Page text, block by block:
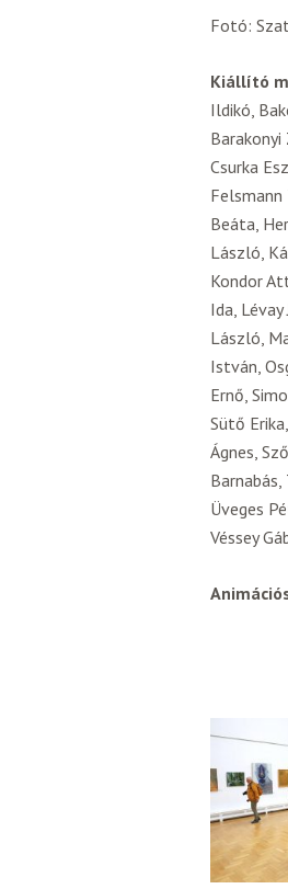
Fotó:
Kiállító
Ildikó,
Csurka
Felsmann
Beáta,
László,
Kondor
Ida,
László,
István,
Ernő,
Sütő
Ágnes,
Üveges
Véssey